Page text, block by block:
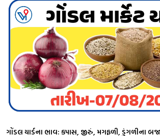
ગોંડલ યાર્ડના ભાવ: કપાસ, જીરું, મગફળી, ડુંગળીના